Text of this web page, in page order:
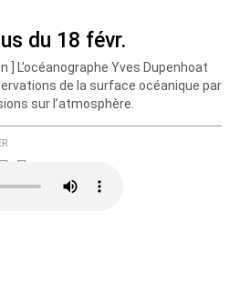
du 18 févr.
] L’océanographe Yves Dupenhoat
de la surface océanique par
sur l’atmosphère.